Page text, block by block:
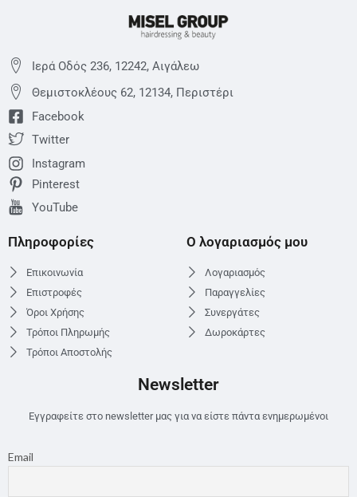
Ιερά Οδός 236, 12242, Αιγάλεω
Θεμιστoκλέους 62, 12134, Περιστέρι
Facebook
Twitter
Instagram
Pinterest
YouTube
Πληροφορίες
Επικοινωνία
Επιστροφές
Όροι Χρήσης
Τρόποι Πληρωμής
Τρόποι Αποστολής
Ο λογαριασμός μου
Λογαριασμός
Παραγγελίες
Συνεργάτες
Δωροκάρτες
Newsletter
Εγγραφείτε στο newsletter μας για να είστε πάντα ενημερωμένοι
Email